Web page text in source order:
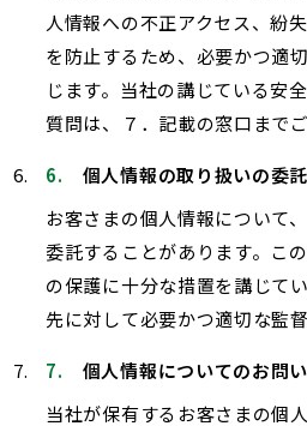
人情報への不正アクセス、紛
を防止するため、必要かつ適
じます。当社の講じている安
質問は、７．記載の窓口まで
個人情報の取り扱いの委託
お客さまの個人情報について
委託することがあります。こ
の保護に十分な措置を講じて
先に対して必要かつ適切な監
個人情報についてのお問
当社が保有するお客さまの個